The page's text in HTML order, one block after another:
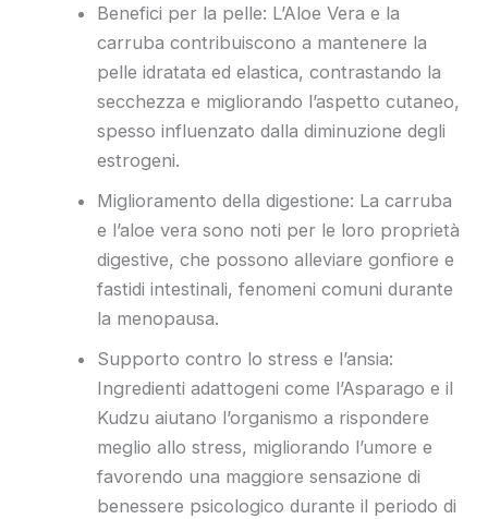
Benefici per la pelle: L’Aloe Vera e la
carruba contribuiscono a mantenere la
pelle idratata ed elastica, contrastando la
secchezza e migliorando l’aspetto cutaneo,
spesso influenzato dalla diminuzione degli
estrogeni.
Miglioramento della digestione: La carruba
e l’aloe vera sono noti per le loro proprietà
digestive, che possono alleviare gonfiore e
fastidi intestinali, fenomeni comuni durante
la menopausa.
Supporto contro lo stress e l’ansia:
Ingredienti adattogeni come l’Asparago e il
Kudzu aiutano l’organismo a rispondere
meglio allo stress, migliorando l’umore e
favorendo una maggiore sensazione di
benessere psicologico durante il periodo di